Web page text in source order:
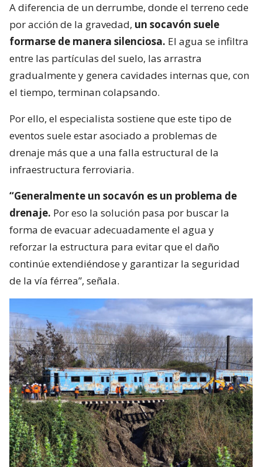
A diferencia de un derrumbe, donde el terreno cede
por acción de la gravedad, un socavón suele
formarse de manera silenciosa. El agua se infiltra
entre las partículas del suelo, las arrastra
gradualmente y genera cavidades internas que, con
el tiempo, terminan colapsando.
Por ello, el especialista sostiene que este tipo de
eventos suele estar asociado a problemas de
drenaje más que a una falla estructural de la
infraestructura ferroviaria.
“Generalmente un socavón es un problema de
drenaje. Por eso la solución pasa por buscar la
forma de evacuar adecuadamente el agua y
reforzar la estructura para evitar que el daño
continúe extendiéndose y garantizar la seguridad
de la vía férrea”, señala.